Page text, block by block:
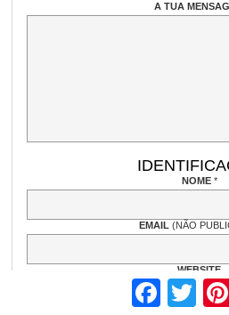
A TUA
NOME *
EMAIL(NÃO
WEBSITE
Facebook Twitter